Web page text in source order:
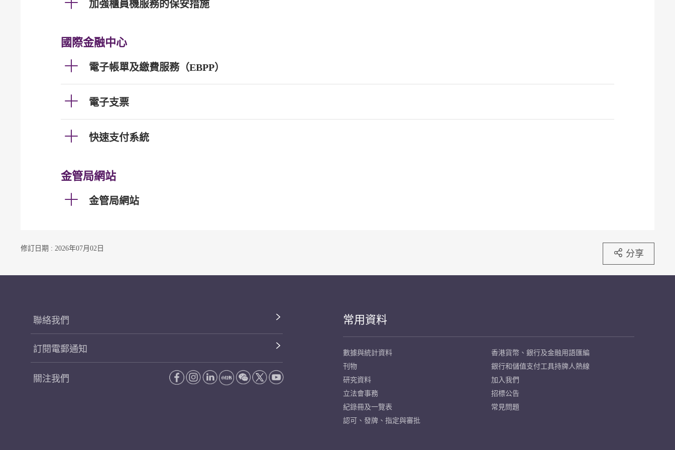
加強櫃員機服務的保安措施
國際金融中心
電子帳單及繳費服務（EBPP）
電子支票
快速支付系統
金管局網站
金管局網站
修訂日期 : 2026年07月02日 分享
聯絡我們
訂閱電郵通知
關注我們
常用資料
數據與統計資料
刊物
研究資料
立法會事務
紀錄冊及一覽表
認可、發牌、指定與審批
香港貨幣、銀行及金融用語匯編
銀行和儲值支付工具持牌人熱線
加入我們
招標公告
常見問題